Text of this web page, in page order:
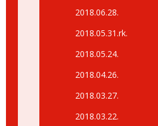
2018.06.28.
2018.05.31.rk.
2018.05.24.
2018.04.26.
2018.03.27.
2018.03.22.